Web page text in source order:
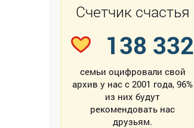
Счетчик счастья
138 332
семьи оцифровали свой
архив у нас с 2001 года, 96%
из них будут
рекомендовать нас
друзьям.